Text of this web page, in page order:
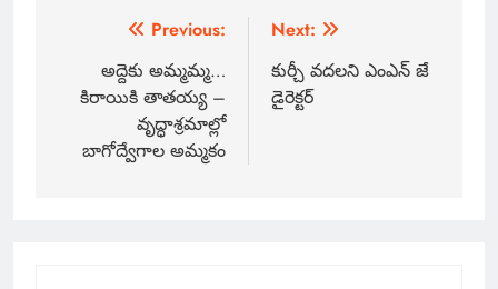
Previous:
అద్దెకు అమ్మమ్మ…
కిరాయికి తాతయ్య –
వృద్ధాశ్రమాల్లో
బాగోద్వేగాల అమ్మకం
Next:
కుర్చీ వదలని ఎంఎన్ జే
డైరెక్టర్